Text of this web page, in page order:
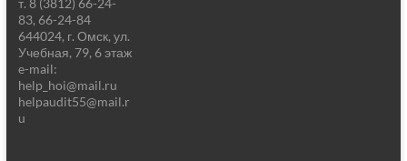
т. 8 (3812) 66-24-
83, 66-24-84
644024, г. Омск, ул.
Учебная, 79, 6 этаж
e-mail:
help_hoi@mail.ru
helpaudit55@mail.r
u